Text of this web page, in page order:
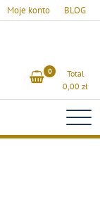
Moje konto BLOG
0
Total
0,00 zł